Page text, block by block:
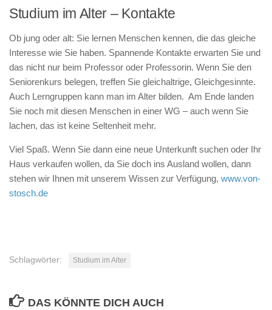
Studium im Alter – Kontakte
Ob jung oder alt: Sie lernen Menschen kennen, die das gleiche
Interesse wie Sie haben. Spannende Kontakte erwarten Sie und
das nicht nur beim Professor oder Professorin. Wenn Sie den
Seniorenkurs belegen, treffen Sie gleichaltrige, Gleichgesinnte.
Auch Lerngruppen kann man im Alter bilden. Am Ende landen
Sie noch mit diesen Menschen in einer WG – auch wenn Sie
lachen, das ist keine Seltenheit mehr.
Viel Spaß. Wenn Sie dann eine neue Unterkunft suchen oder Ihr
Haus verkaufen wollen, da Sie doch ins Ausland wollen, dann
stehen wir Ihnen mit unserem Wissen zur Verfügung, www.von-
stosch.de
Schlagwörter: Studium im Alter
DAS KÖNNTE DICH AUCH